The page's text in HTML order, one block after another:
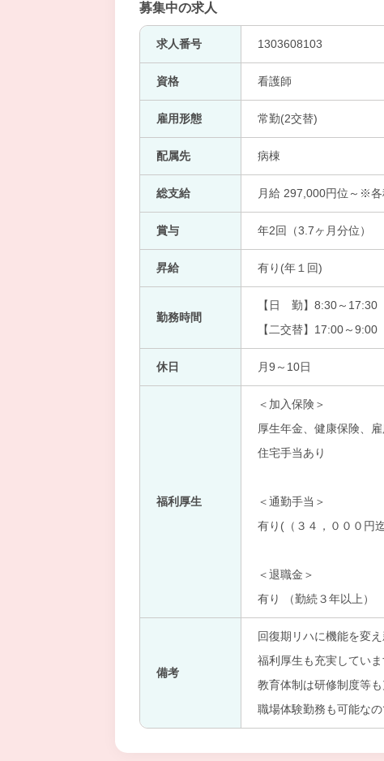
募集中の求人
求人番号 1303608103
資格 看護師
雇用形態 常勤(2交替)
配属先 病棟
総支給 月給 297,000円位～※
賞与 年2回（3.7ヶ月分位）
昇給 有り(年１回)
勤務時間
【日 勤】8:30～17:30
【二交替】17:00～9:00
休日 月9～10日
福利厚生
＜加入保険＞
厚生年金、健康保険、
住宅手当あり
＜通勤手当＞
有り(（３４，０００円
＜退職金＞
有り （勤続３年以上）
備考
回復期リハに機能を変
福利厚生も充実していま
教育体制は研修制度等
職場体験勤務も可能な